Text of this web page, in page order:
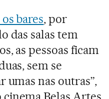
bares, por
das salas tem
as pessoas ficam
sem se
nas outras”,